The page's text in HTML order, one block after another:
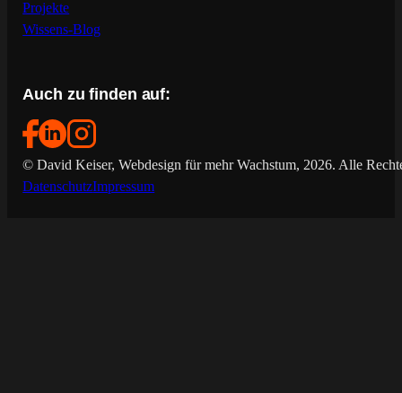
Projekte
Wissens-Blog
Auch zu finden auf:
© David Keiser, Webdesign für mehr Wachstum, 2026. Alle
DatenschutzImpressum